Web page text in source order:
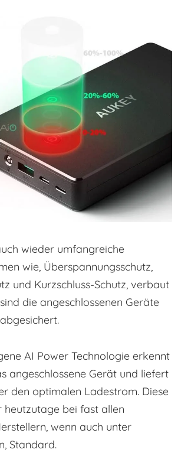
wieder umfangreiche
wie, Überspannungsschutz,
und Kurzschluss-Schutz, verbaut
die angeschlossenen Geräte
AI Power Technologie erkennt
angeschlossene Gerät und liefert
den optimalen Ladestrom. Diese
heutzutage bei fast allen
wenn auch unter
Standard.